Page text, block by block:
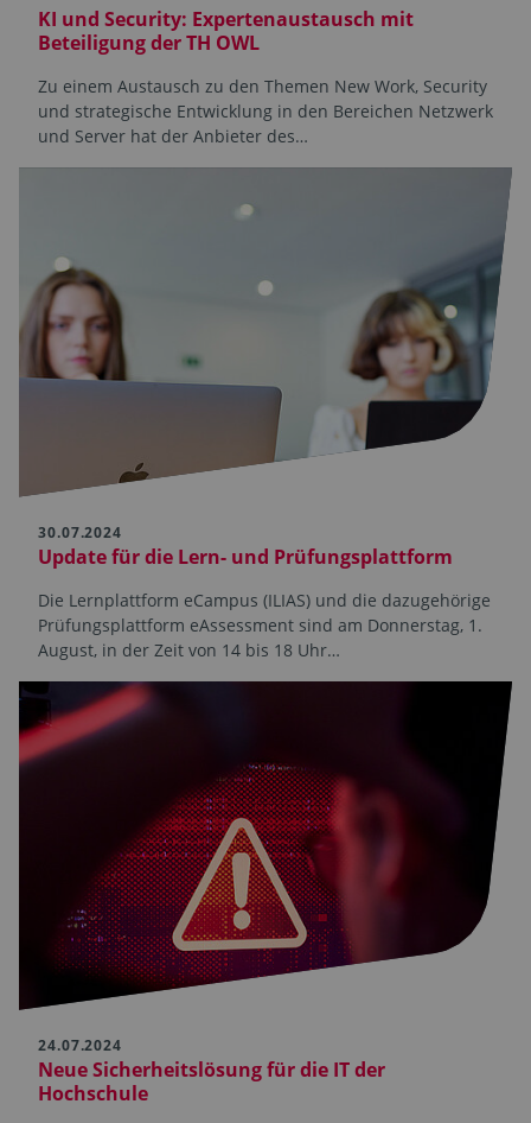
KI und Security: Expertenaustausch mit
Beteiligung der TH OWL
Zu einem Austausch zu den Themen New Work, Security
und strategische Entwicklung in den Bereichen Netzwerk
und Server hat der Anbieter des…
30.07.2024
Update für die Lern- und Prüfungsplattform
Die Lernplattform eCampus (ILIAS) und die dazugehörige
Prüfungsplattform eAssessment sind am Donnerstag, 1.
August, in der Zeit von 14 bis 18 Uhr…
24.07.2024
Neue Sicherheitslösung für die IT der
Hochschule